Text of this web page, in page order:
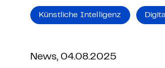
Künstliche Intelligenz
News, 04.08.2025